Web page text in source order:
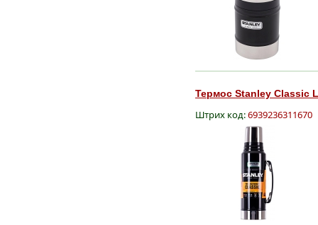
Термос Stanley Classic
Штрих код:6939236311670